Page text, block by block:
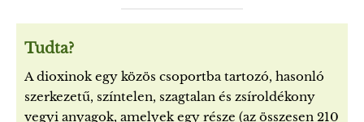
Tudta?
A dioxinok egy közös csoportba tartozó, hasonló
szerkezetű, színtelen, szagtalan és zsíroldékony
vegyi anyagok, amelyek egy része (az összesen 210